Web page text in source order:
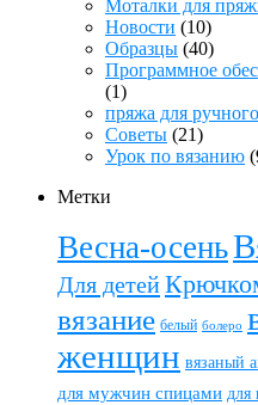
Моталки для
Новости (10)
Образцы (40)
Программное
(1)
пряжа для
Советы (21)
Урок по вязанию
Метки
Весна-осень
Для детей
вязание белый болеро
женщин вязаный
для мужчин спицами